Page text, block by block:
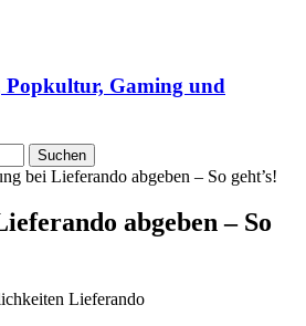
Gaming und
bei Lieferando abgeben – So geht’s!
abgeben – So